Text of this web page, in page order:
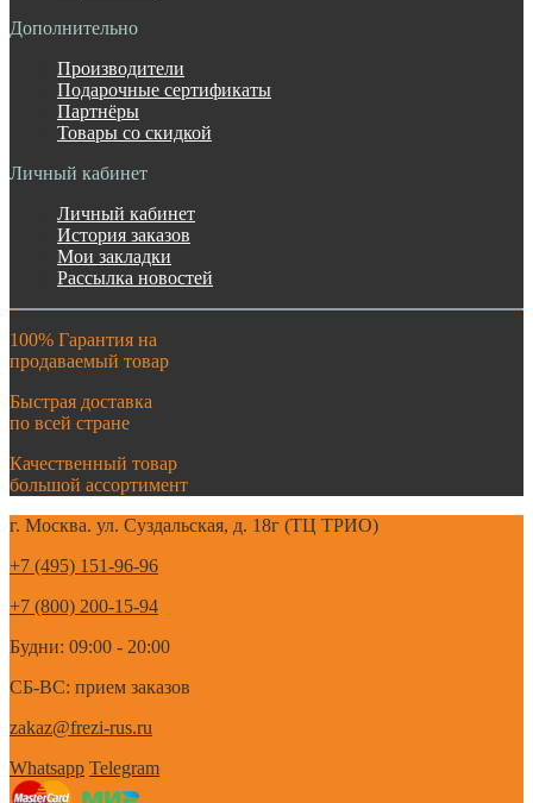
Дополнительно
Производители
Подарочные сертификаты
Партнёры
Товары со скидкой
Личный кабинет
Личный кабинет
История заказов
Мои закладки
Рассылка новостей
100% Гарантия на
продаваемый товар
Быстрая доставка
по всей стране
Качественный товар
большой ассортимент
г. Москва. ул. Суздальская, д. 18г (ТЦ ТРИО)
+7 (495) 151-96-96
+7 (800) 200-15-94
Будни: 09:00 - 20:00
СБ-ВС: прием заказов
zakaz@frezi-rus.ru
Whatsapp Telegram